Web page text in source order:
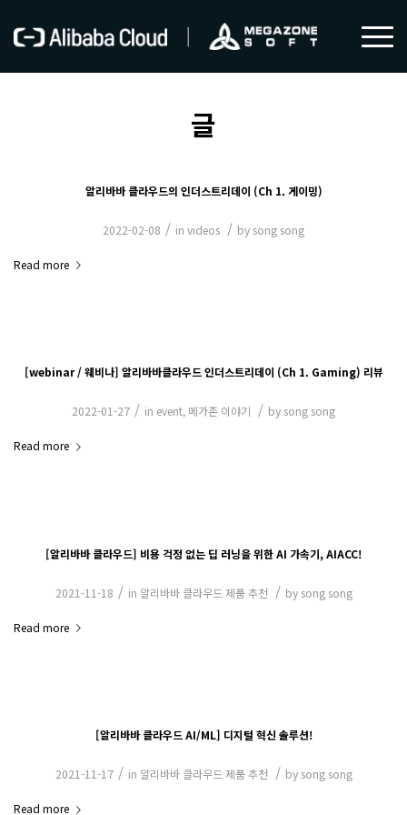
글
알리바바 클라우드의 인더스트리데이 (Ch 1. 게이밍)
2022-02-08 / in videos / by song song
Read more
[webinar / 웨비나] 알리바바클라우드 인더스트리데이 (Ch 1. Gaming) 리뷰
2022-01-27 / in event, 메가존 이야기 / by song song
Read more
[알리바바 클라우드] 비용 걱정 없는 딥 러닝을 위한 AI 가속기, AIACC!
2021-11-18 / in 알리바바 클라우드 제품 추천 / by song song
Read more
[알리바바 클라우드 AI/ML] 디지털 혁신 솔루션!
2021-11-17 / in 알리바바 클라우드 제품 추천 / by song song
Read more